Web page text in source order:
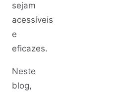
sejam
acessíveis
e
eficazes.
Neste
blog,